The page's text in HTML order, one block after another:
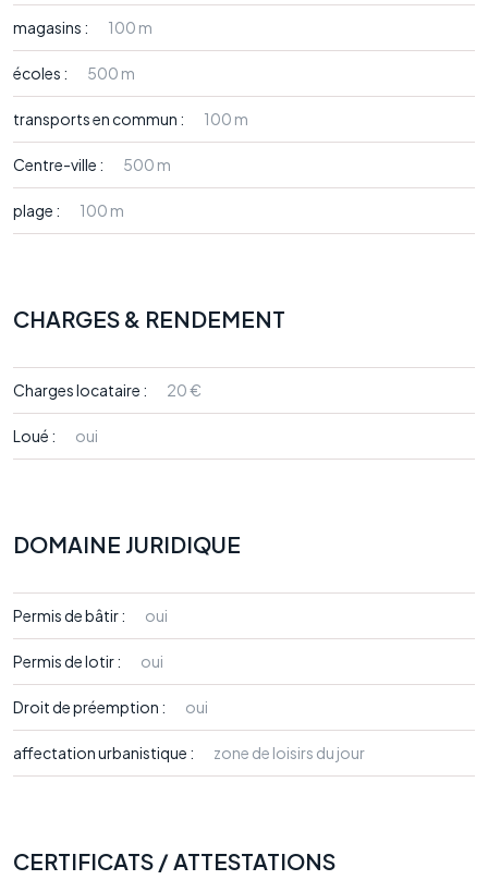
magasins : 100 m
écoles : 500 m
transports en commun : 100 m
Centre-ville : 500 m
plage : 100 m
CHARGES & RENDEMENT
Charges locataire : 20 €
Loué : oui
DOMAINE JURIDIQUE
Permis de bâtir : oui
Permis de lotir : oui
Droit de préemption : oui
affectation urbanistique : zone de loisirs du jour
CERTIFICATS / ATTESTATIONS